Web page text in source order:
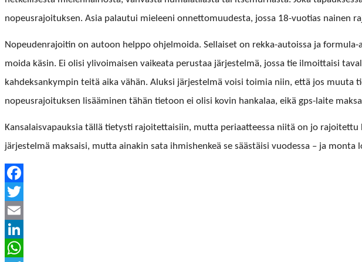
nopeusra­joituk­sen. Asia palau­tui mieleeni onnet­to­muud­es­ta, jos­sa 18-vuo­tias nainen
Nopeu­den­ra­joitin on autoon help­po ohjel­moi­da. Sel­l­aiset on rek­ka-autois­sa ja
moi­da käsin. Ei olisi ylivoimaisen vaikea­ta perus­taa jär­jestelmä, jos­sa tie ilmoit­taisi
kahdek­sankympin teitä aika vähän. Aluk­si jär­jestelmä voisi toimia niin, että jos muu­ta
nopeusra­joituk­sen lisäämi­nen tähän tietoon ei olisi kovin han­kalaa, eikä gps-laite
Kansalais­va­pauk­sia täl­lä tietysti rajoitet­taisi­in, mut­ta peri­aat­teessa niitä on jo
jär­jestelmä mak­saisi, mut­ta ainakin sata ihmishenkeä se säästäisi vuodessa – ja mon­ta
Facebook
Twitter
Email
LinkedIn